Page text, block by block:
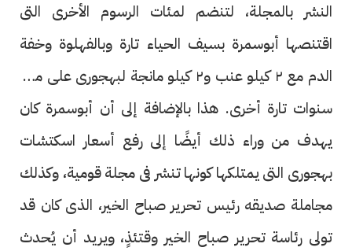
النشر بالمجلة، لتنضم لمئات الرسوم الأخرى التى
اقتنصها أبوسمرة بسيف الحياء تارة وبالفهلوة وخفة
الدم مع ٢ كيلو عنب و٢ كيلو مانجة لبهجورى على مدار
سنوات تارة أخرى. هذا بالإضافة إلى أن أبوسمرة كان
يهدف من وراء ذلك أيضًا إلى رفع أسعار اسكتشات
بهجورى التى يمتلكها كونها تنشر فى مجلة قومية، وكذلك
مجاملة صديقه رئيس تحرير صباح الخير، الذى كان قد
تولى رئاسة تحرير صباح الخير وقتئذٍ، ويريد أن يُحدث